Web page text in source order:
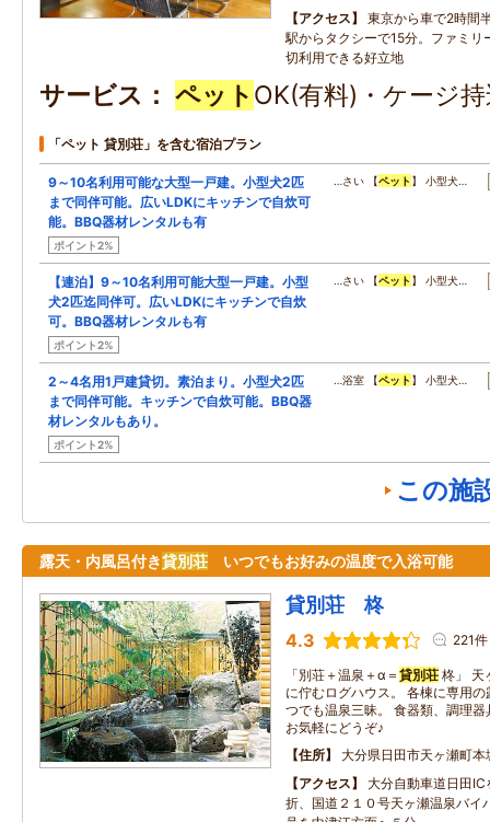
アクセス
東京から車で2時間
駅からタクシーで15分。ファミリ
切利用できる好立地
サービス ペット OK(有料)・ケージ
「ペット 貸別荘」を含む宿泊プラン
9～10名利用可能な大型一戸建。小型犬2匹
まで同伴可能。広いLDKにキッチンで自炊可
能。BBQ器材レンタルも有
ポイント2%
…さい 【ペット 】 小型犬…
【連泊】9～10名利用可能大型一戸建。小型
犬2匹迄同伴可。広いLDKにキッチンで自炊
可。BBQ器材レンタルも有
ポイント2%
…さい 【ペット 】 小型犬…
2～4名用1戸建貸切。素泊まり。小型犬2匹
まで同伴可能。キッチンで自炊可能。BBQ器
材レンタルもあり。
ポイント2%
…浴室 【ペット 】 小型犬…
この施
露天・内風呂付き貸別荘 いつでもお好みの温度で入浴可能
貸別荘 柊
4.3 221件
「別荘＋温泉＋α＝ 貸別荘 柊」 天
に佇むログハウス。 各棟に専用
つでも温泉三昧。 食器類、調理
お気軽にどうぞ♪
住所
大分県日田市天ヶ瀬町
アクセス
大分自動車道日田
折、国道２１０号天ヶ瀬温泉バイ